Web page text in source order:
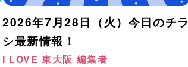
2026年7月28日（火）今日のチラ
シ最新情報！
I LOVE 東大阪 編集者